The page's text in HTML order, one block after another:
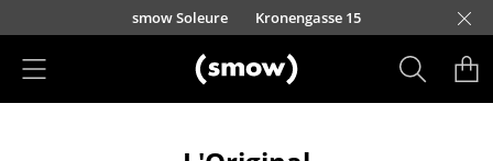
Accéder directement au contenu
smow Soleure Kronengasse 15